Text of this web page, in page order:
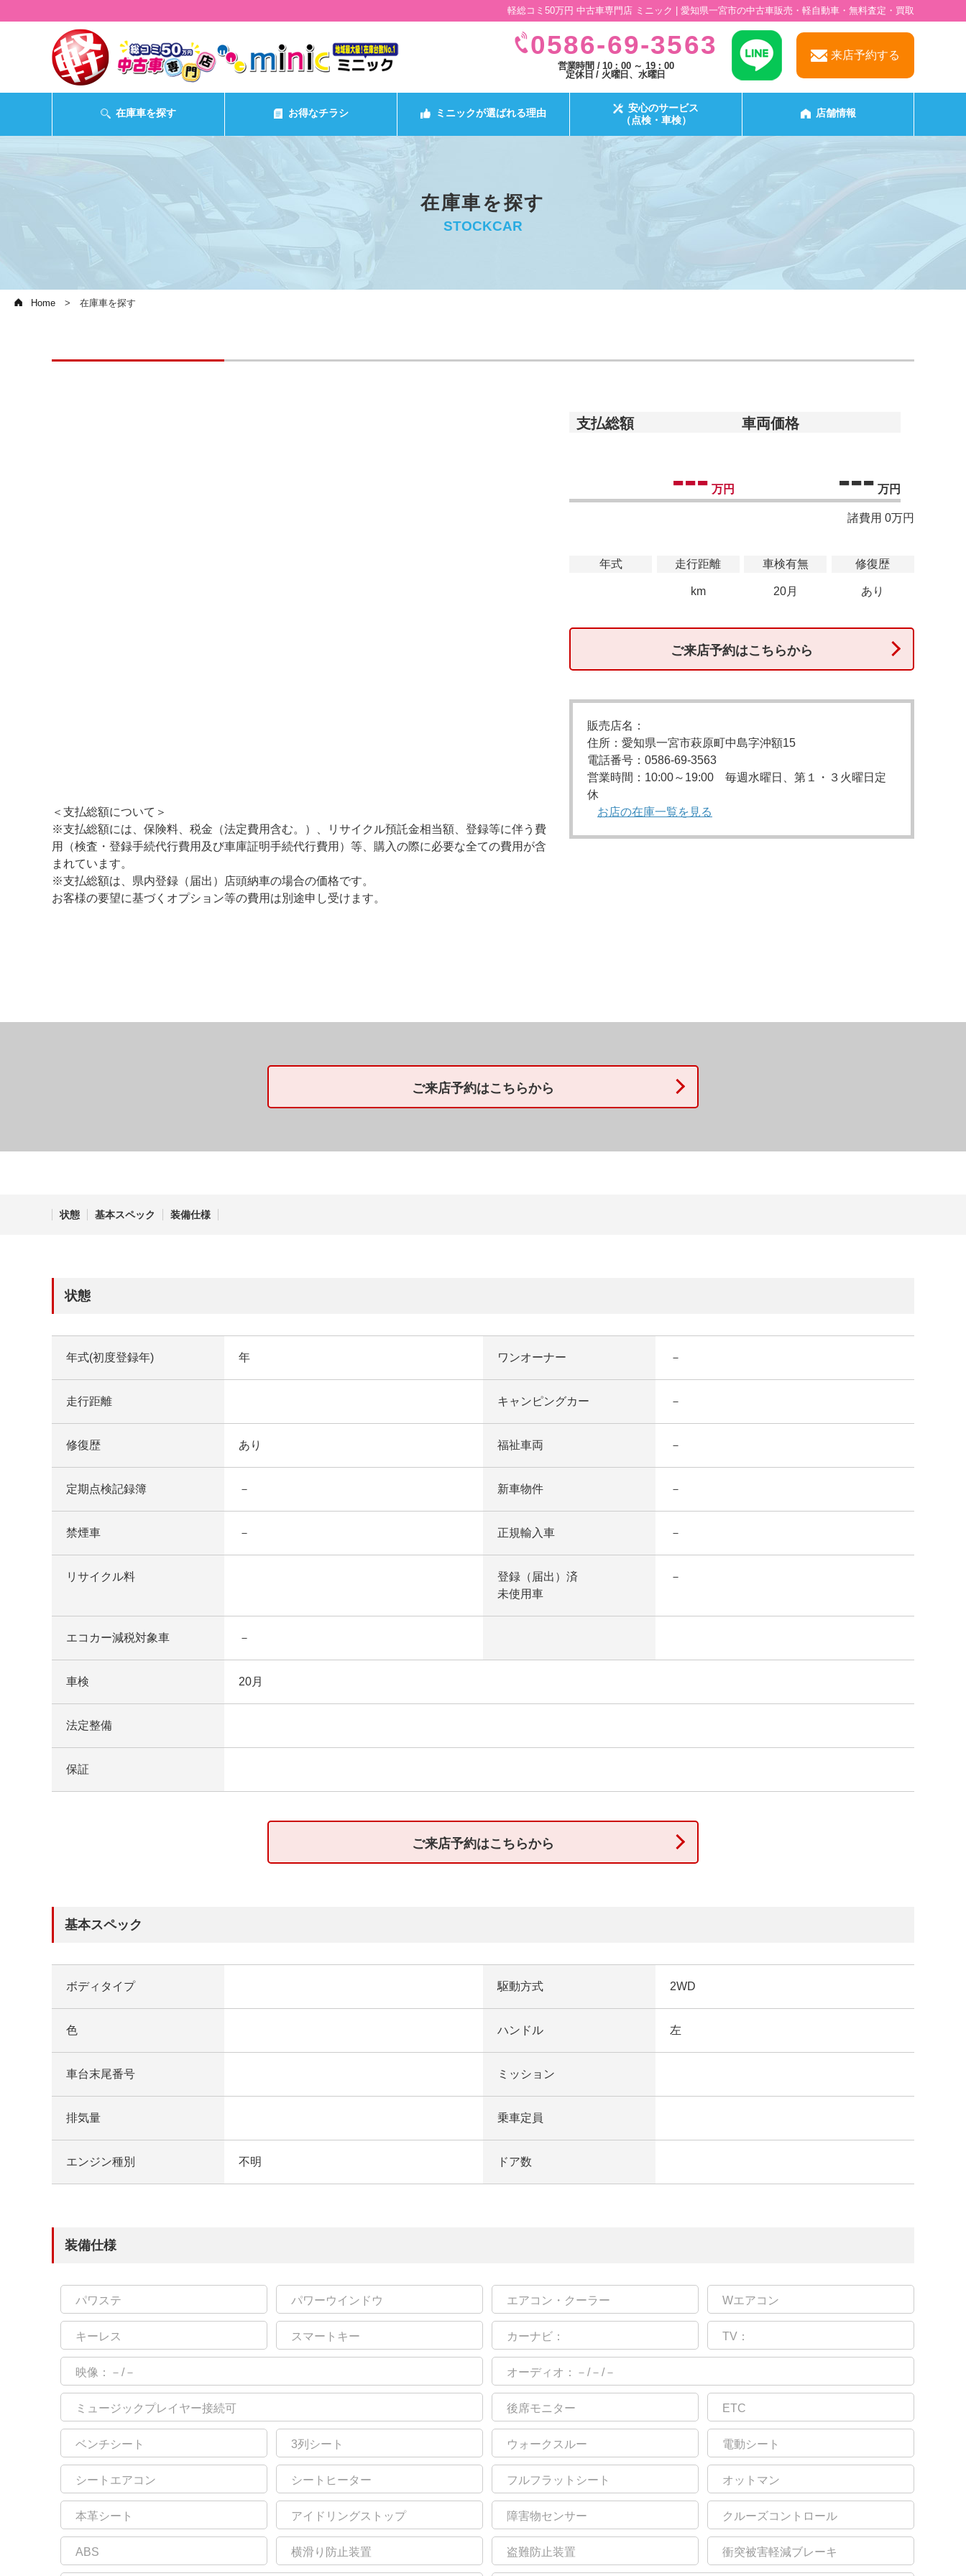
軽総コミ50万円 中古車専門店 ミニック | 愛知県一宮市の中古車販売・軽自動車・無料査定・買取
0586-69-3563
営業時間 / 10：00 ～ 19：00
定休日 / 火曜日、水曜日
来店予約する
在庫車を探す お得なチラシ ミニックが選ばれる理由
安心のサービス
（点検・車検）
店舗情報
在庫車を探す
STOCKCAR
Home 在庫車を探す
＜支払総額について＞
※支払総額には、保険料、税金（法定費用含む。）、リサイクル預託金相当額、登録等に伴う費
用（検査・登録手続代行費用及び車庫証明手続代行費用）等、購入の際に必要な全ての費用が含
まれています。
※支払総額は、県内登録（届出）店頭納車の場合の価格です。
お客様の要望に基づくオプション等の費用は別途申し受けます。
支払総額
--- 万円
車両価格
--- 万円
諸費用 0万円
年式 走行距離
km
車検有無
20月
修復歴
あり
ご来店予約はこちらから
販売店名：
住所：愛知県一宮市萩原町中島字沖額15
電話番号：0586-69-3563
営業時間：10:00～19:00 毎週水曜日、第１・３火曜日定
休
お店の在庫一覧を見る
ご来店予約はこちらから
状態 基本スペック 装備仕様
状態
年式(初度登録年) 年 ワンオーナー －
走行距離 キャンピングカー －
修復歴 あり 福祉車両 －
定期点検記録簿 － 新車物件 －
禁煙車 － 正規輸入車 －
リサイクル料
登録（届出）済
未使用車
－
エコカー減税対象車 －
車検 20月
法定整備
保証
ご来店予約はこちらから
基本スペック
ボディタイプ 駆動方式 2WD
色 ハンドル 左
車台末尾番号 ミッション
排気量 乗車定員
エンジン種別 不明 ドア数
装備仕様
パワステ パワーウインドウ エアコン・クーラー Wエアコン
キーレス スマートキー カーナビ： TV：
映像：－/－ オーディオ：－/－/－
ミュージックプレイヤー接続可 後席モニター ETC
ベンチシート 3列シート ウォークスルー 電動シート
シートエアコン シートヒーター フルフラットシート オットマン
本革シート アイドリングストップ 障害物センサー クルーズコントロール
ABS 横滑り防止装置 盗難防止装置 衝突被害軽減ブレーキ